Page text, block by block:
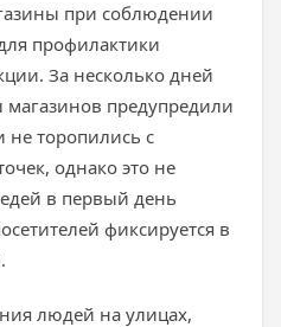
при соблюдении
профилактики
За несколько дней
предупредили
не торопились с
однако это не
в первый день
фиксируется в
людей на улицах,